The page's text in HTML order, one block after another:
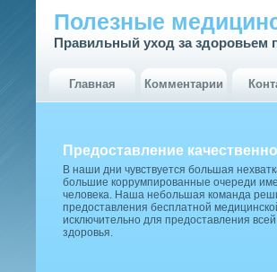
Полезные
Правильный уход за здоровьем
Главная Комментарии
Предоставление
В наши дни чувствуется большая
большие коррумпированные очереди
человека. Наша небольшая команда
предоставления бесплатной
исключительно для предоставления
здоровья.